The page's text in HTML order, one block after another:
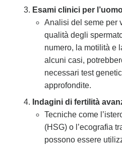
Esami clinici per
Analisi del seme per
qualità degli
numero, la motilità e
alcuni casi,
necessari test
approfondite.
Indagini di fertilità
Tecniche come
(HSG) o l’ecografia
possono essere